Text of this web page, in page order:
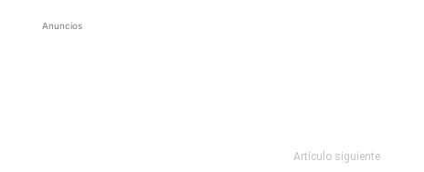
Anuncios
Artículo siguiente